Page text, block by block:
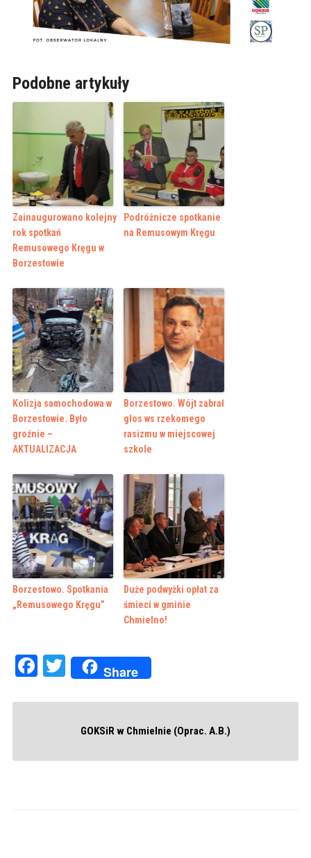
Podobne artykuły
Zainaugurowano kolejny
rok spotkań
Remusowego Kręgu w
Borzestowie
Podróżnicze spotkanie
na Remusowym Kręgu
Kolizja samochodowa w
Borzestowie. Było
groźnie –
AKTUALIZACJA
Borzestowo. Wójt zabrał
głos ws rzekomego
rasizmu w miejscowej
szkole
Borzestowo. Spotkania
„Remusowego Kręgu”
Duże podwyżki opłat za
śmieci w gminie
Chmielno!
Facebook
Twitter
Share
GOKSiR w Chmielnie (Oprac. A.B.)